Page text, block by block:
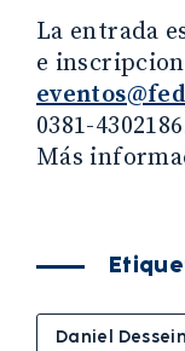
La entrada
e
0381-
Más
Daniel Dessein